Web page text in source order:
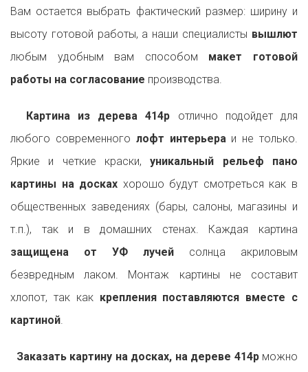
Вам остается выбрать фактический размер: ширину и
высоту готовой работы, а наши специалисты вышлют
любым удобным вам способом макет готовой
работы на согласование производства.
Картина из дерева 414p отлично подойдет для
любого современного лофт интерьераи не только.
Яркие и четкие краски,уникальный рельеф пано
картины на досках хорошо будут смотреться как в
общественных заведениях (бары, салоны, магазины и
т.п.), так и в домашних стенах. Каждая картина
защищена от УФ лучей солнца акриловым
безвредным лаком. Монтаж картины не составит
хлопот, так как крепления поставляются вместе с
картиной.
Заказать картину на досках, на дереве 414pможно